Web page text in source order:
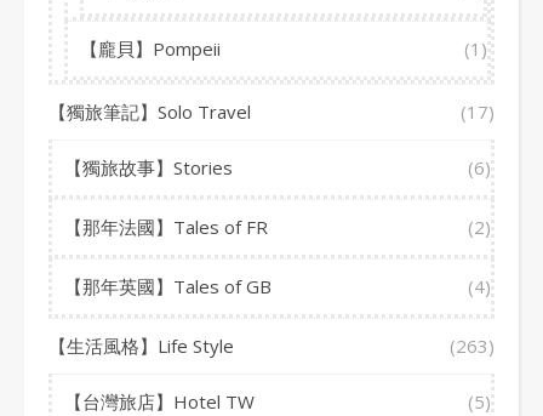
【龐貝】Pompeii (1)
【獨旅筆記】Solo Travel (17)
【獨旅故事】Stories (6)
【那年法國】Tales of FR (2)
【那年英國】Tales of GB (4)
【生活風格】Life Style (263)
【台灣旅店】Hotel TW (5)